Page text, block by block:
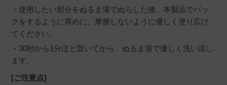
・使用したい部分をぬるま湯でぬらした後、本製品でパッ
クをするように厚めに、摩擦しないように優しく塗り広げ
てください。
・30秒から1分ほど置いてから、ぬるま湯で優しく洗い流し
ます。
[ご注意点]